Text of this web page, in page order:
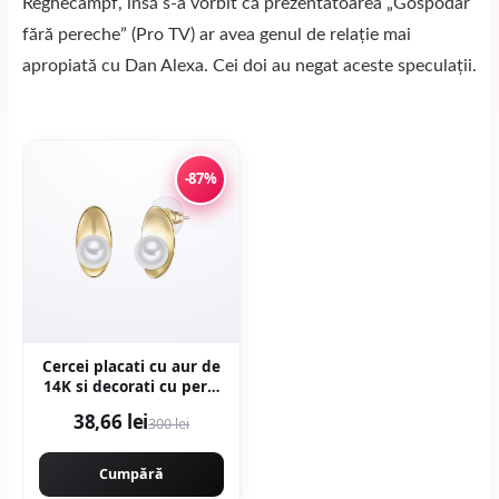
fără pereche” (Pro TV) ar avea genul de relație mai
apropiată cu Dan Alexa. Cei doi au negat aceste speculații.
-87%
Cercei placati cu aur de
14K si decorati cu perle
38,66 lei300 lei
Cumpără